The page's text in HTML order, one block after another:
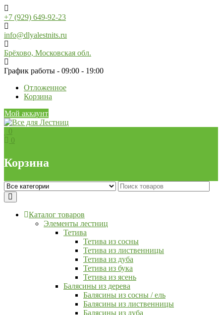
Skip
to
content
+7 (929) 649-92-23
info@dlyalestnits.ru
Брёхово, Московская обл.
График работы - 09:00 - 19:00
Отложенное
Корзина
Мой аккаунт
0
0
Корзина
Каталог товаров
Элементы лестниц
Тетива
Тетива из сосны
Тетива из лиственницы
Тетива из дуба
Тетива из бука
Тетива из ясень
Балясины из дерева
Балясины из сосны / ель
Балясины из лиственницы
Балясины из дуба